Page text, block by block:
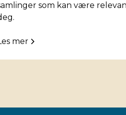
som kan være
mer